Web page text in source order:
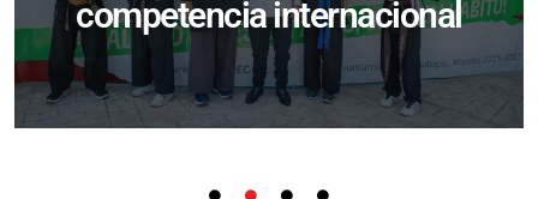
competencia internacional